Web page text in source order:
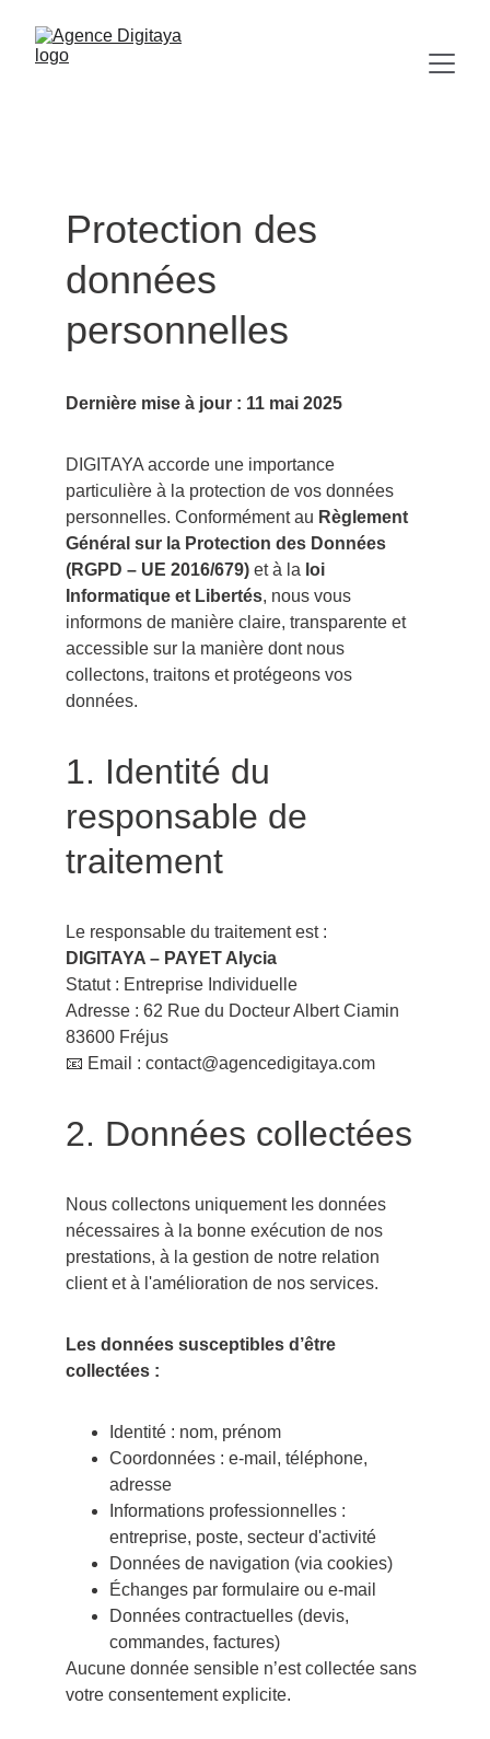
Protection des
données
personnelles
Dernière mise à jour : 11 mai 2025
DIGITAYA accorde une importance
particulière à la protection de vos données
personnelles. Conformément au Règlement
Général sur la Protection des Données
(RGPD – UE 2016/679) et à la loi
Informatique et Libertés, nous vous
informons de manière claire, transparente et
accessible sur la manière dont nous
collectons, traitons et protégeons vos
données.
1. Identité du
responsable de
traitement
Le responsable du traitement est :
DIGITAYA – PAYET Alycia
Statut : Entreprise Individuelle
Adresse : 62 Rue du Docteur Albert Ciamin
83600 Fréjus
📧 Email : contact@agencedigitaya.com
2. Données collectées
Nous collectons uniquement les données
nécessaires à la bonne exécution de nos
prestations, à la gestion de notre relation
client et à l'amélioration de nos services.
Les données susceptibles d’être
collectées :
Identité : nom, prénom
Coordonnées : e-mail, téléphone,
adresse
Informations professionnelles :
entreprise, poste, secteur d'activité
Données de navigation (via cookies)
Échanges par formulaire ou e-mail
Données contractuelles (devis,
commandes, factures)
Aucune donnée sensible n’est collectée sans
votre consentement explicite.